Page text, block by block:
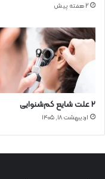
2 هفته پیش
۲ علت شایع‌ کم‌شنوایی
اردیبهشت ۱۸, ۱۴۰۵